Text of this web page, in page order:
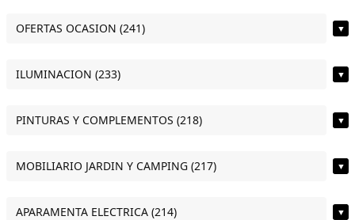
OFERTAS OCASION (241) ▼
ILUMINACION (233) ▼
PINTURAS Y COMPLEMENTOS (218) ▼
MOBILIARIO JARDIN Y CAMPING (217) ▼
APARAMENTA ELECTRICA (214) ▼